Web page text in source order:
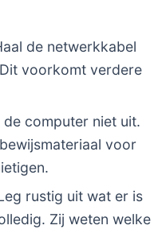
de netwerkkabel
voorkomt verdere
de computer niet uit.
voor
rustig uit wat er is
Zij weten welke